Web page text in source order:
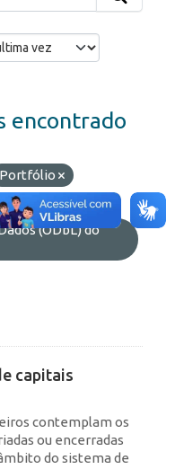
encontrado
Portfólio
Licenças:
(ODbL) do
capitais
contemplam os
ou encerradas
do sistema de